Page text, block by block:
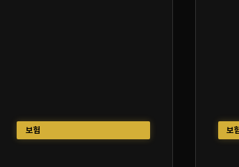
보험 보